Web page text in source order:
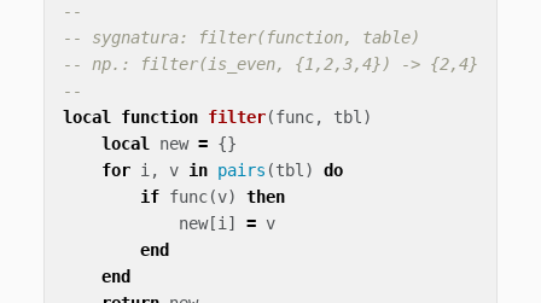
--
-- sygnatura: filter(function, table)
-- np.: filter(is_even, {1,2,3,4}) -> {2,4}
--
local
function filter(func, tbl )
local
new = {}
for i , v in pairs (tbl )
do
if func(v)
then
new[i ] = v
end
end